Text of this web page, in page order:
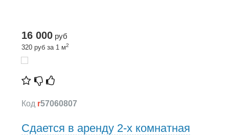
16 000 руб
320 руб за 1 м2
Код r57060807
Сдается в аренду 2-х комнатная